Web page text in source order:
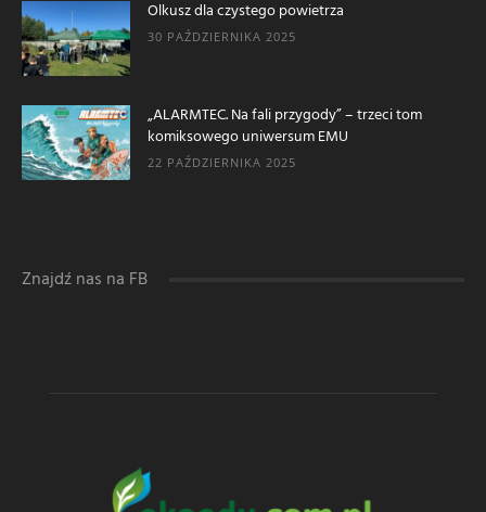
Olkusz dla czystego powietrza
30 PAŹDZIERNIKA 2025
„ALARMTEC. Na fali przygody” – trzeci tom
komiksowego uniwersum EMU
22 PAŹDZIERNIKA 2025
Znajdź nas na FB